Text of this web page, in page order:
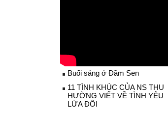
Buổi sáng ở Đầm Sen
11 TÌNH KHÚC CỦA NS THU
HƯỜNG VIẾT VỀ TÌNH YÊU
LỨA ĐÔI